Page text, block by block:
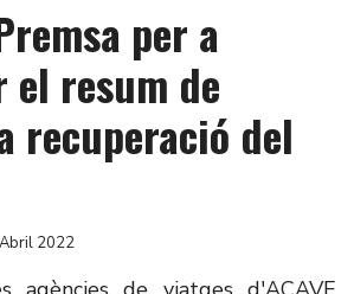
per a
el resum de
recuperació del
2022